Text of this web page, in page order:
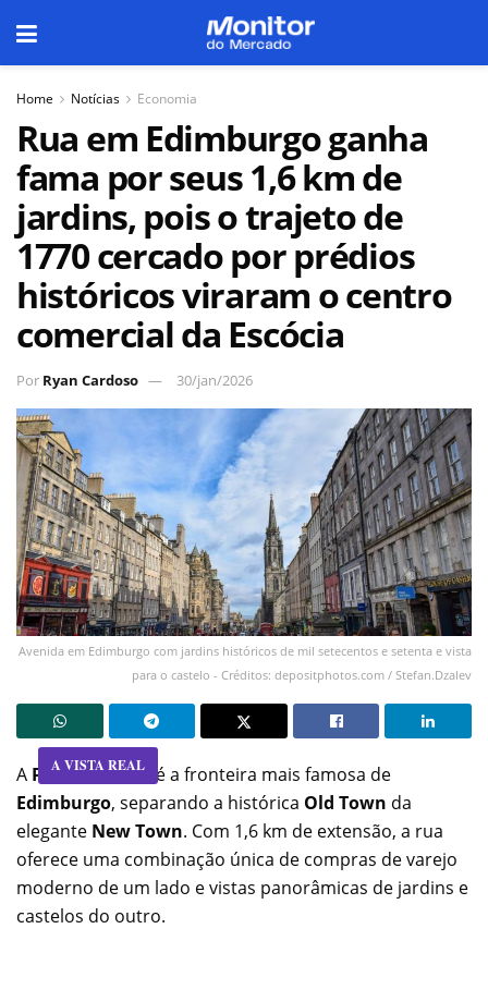
Home Notícias Economia
Rua em Edimburgo ganha
fama por seus 1,6 km de
jardins, pois o trajeto de
1770 cercado por prédios
históricos viraram o centro
comercial da Escócia
Por Ryan Cardoso 30/jan/2026
Avenida em Edimburgo com jardins históricos de mil setecentos e setenta e vista
para o castelo - Créditos: depositphotos.com / Stefan.Dzalev
A Princes Street é a fronteira mais famosa de
Edimburgo, separando a histórica Old Town da
elegante New Town. Com 1,6 km de extensão, a rua
oferece uma combinação única de compras de varejo
moderno de um lado e vistas panorâmicas de jardins e
castelos do outro.
A VISTA REAL